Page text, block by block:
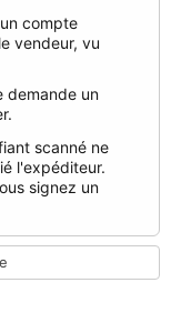
compte
vendeur, vu
demande un
scanné ne
l'expéditeur.
signez un